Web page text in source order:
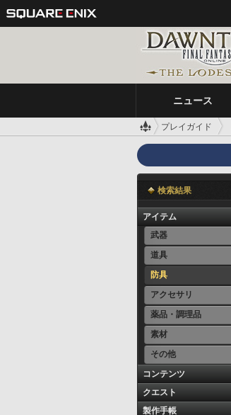
ニュース
プレイガイド
検索結果
アイテム
武器
道具
防具
アクセサリ
薬品・調理品
素材
その他
コンテンツ
クエスト
製作手帳